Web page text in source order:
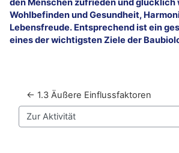
den Menschen zufrieden und glücklich
Wohlbefinden und Gesundheit,
Lebensfreude. Entsprechend ist ein
eines der wichtigsten Ziele der
← 1.3 Äußere Einflussfaktoren
Zur Aktivität